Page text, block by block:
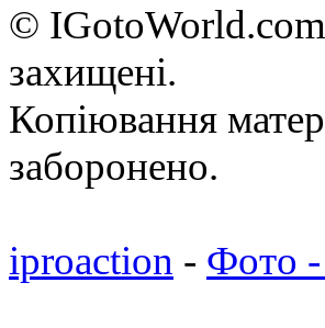
©
захищені.
Копіювання
заборонено.
iproaction - Фото -